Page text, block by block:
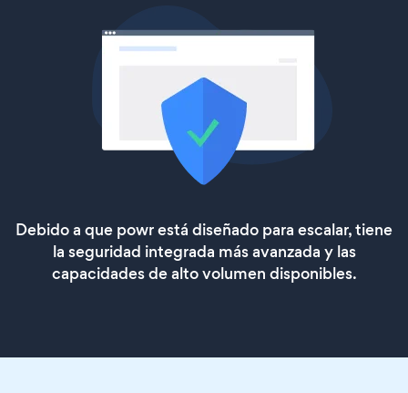
Debido a que powr está diseñado para escalar, tiene
la seguridad integrada más avanzada y las
capacidades de alto volumen disponibles.